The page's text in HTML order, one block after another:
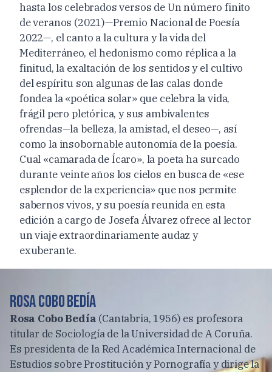
hasta los celebrados versos de Un número finito
de veranos (2021)—Premio Nacional de Poesía
2022—, el canto a la cultura y la vida del
Mediterráneo, el hedonismo como réplica a la
finitud, la exaltación de los sentidos y el cultivo
del espíritu son algunas de las calas donde
fondea la «poética solar» que celebra la vida,
frágil pero pletórica, y sus ambivalentes
ofrendas—la belleza, la amistad, el deseo—, así
como la insobornable autonomía de la poesía.
Cual «camarada de Ícaro», la poeta ha surcado
durante veinte años los cielos en busca de «ese
esplendor de la experiencia» que nos permite
sabernos vivos, y su poesía reunida en esta
edición a cargo de Josefa Álvarez ofrece al lector
un viaje extraordinariamente audaz y
exuberante.
Rosa Cobo Bedía
Rosa Cobo Bedía (Cantabria, 1956) es profesora
titular de Sociología de la Universidad de A Coruña.
Es presidenta de la Red Académica Internacional de
Estudios sobre Prostitución y Pornografía y dirige la